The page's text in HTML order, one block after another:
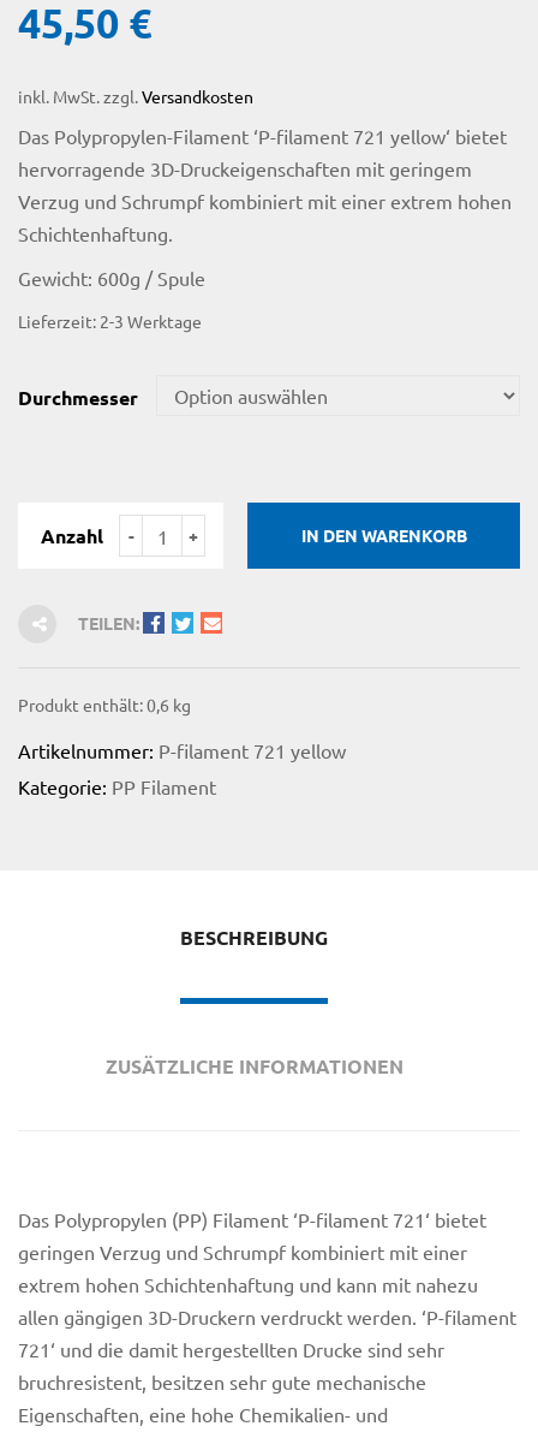
45,50 €
inkl. MwSt.zzgl.Versandkosten
Das Polypropylen-Filament ‘P-filament 721 yellow‘ bietet
hervorragende 3D-Druckeigenschaften mit geringem
Verzug und Schrumpf kombiniert mit einer extrem hohen
Schichtenhaftung.
Gewicht: 600g / Spule
Lieferzeit: 2-3 Werktage
Durchmesser
Anzahl IN DEN WARENKORB
TEILEN:
Produkt enthält: 0,6 kg
Artikelnummer: P-filament 721 yellow
Kategorie: PP Filament
BESCHREIBUNG
ZUSÄTZLICHE INFORMATIONEN
Das Polypropylen (PP) Filament ‘P-filament 721‘ bietet
geringen Verzug und Schrumpf kombiniert mit einer
extrem hohen Schichtenhaftung und kann mit nahezu
allen gängigen 3D-Druckern verdruckt werden. ‘P-filament
721‘ und die damit hergestellten Drucke sind sehr
bruchresistent, besitzen sehr gute mechanische
Eigenschaften, eine hohe Chemikalien- und